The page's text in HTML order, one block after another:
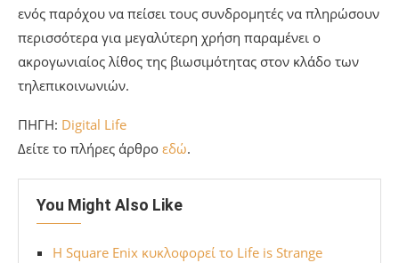
ενός παρόχου να πείσει τους συνδρομητές να πληρώσουν
περισσότερα για μεγαλύτερη χρήση παραμένει ο
ακρογωνιαίος λίθος της βιωσιμότητας στον κλάδο των
τηλεπικοινωνιών.
ΠΗΓΗ: Digital Life
Δείτε το πλήρες άρθρο εδώ.
You Might Also Like
Η Square Enix κυκλοφορεί το Life is Strange